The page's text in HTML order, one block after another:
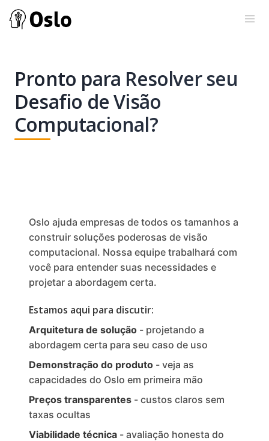
Pronto para Resolver seu
Desafio de Visão
Computacional?
Oslo ajuda empresas de todos os tamanhos a
construir soluções poderosas de visão
computacional. Nossa equipe trabalhará com
você para entender suas necessidades e
projetar a abordagem certa.
Estamos aqui para discutir:
Arquitetura de solução - projetando a
abordagem certa para seu caso de uso
Demonstração do produto - veja as
capacidades do Oslo em primeira mão
Preços transparentes - custos claros sem
taxas ocultas
Viabilidade técnica - avaliação honesta do